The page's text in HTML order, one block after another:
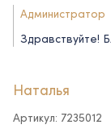
Администратор
Здравствуйте!
Наталья
Артикул: 7235012